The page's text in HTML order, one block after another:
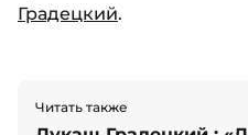
Градецкий.
Читать также